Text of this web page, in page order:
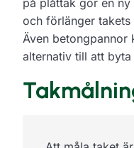
på plåttak gör en
och förlänger takets
Även
alternativ till att byta